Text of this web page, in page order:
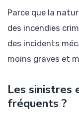
Parce que la
des incendies
des incidents
moins graves et
Les sinistres
fréquents ?